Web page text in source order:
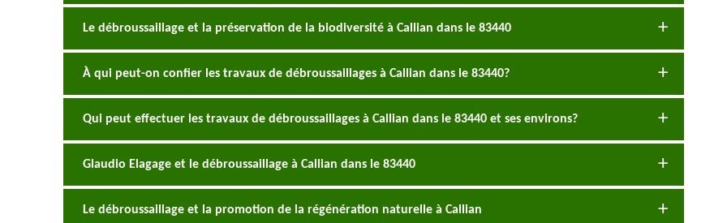
Le débroussaillage et la préservation de la biodiversité à Callian dans le 83440
À qui peut-on confier les travaux de débroussaillages à Callian dans le 83440?
Qui peut effectuer les travaux de débroussaillages à Callian dans le 83440 et ses environs?
Glaudio Elagage et le débroussaillage à Callian dans le 83440
Le débroussaillage et la promotion de la régénération naturelle à Callian